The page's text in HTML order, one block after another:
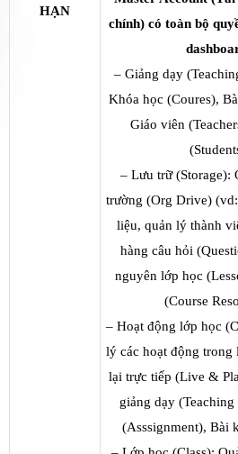
HẠN
chính) có toàn bộ
– Giảng dạy
Khóa học (Coures),
Giáo viên
– Lưu trữ (Storage):
trường (Org Drive)
liệu, quản lý thành
hàng câu hỏi
nguyên lớp học
(Course
– Hoạt động lớp học
lý các hoạt động trong
lại trực tiếp (Live &
giảng dạy
(Asssignment), Bài